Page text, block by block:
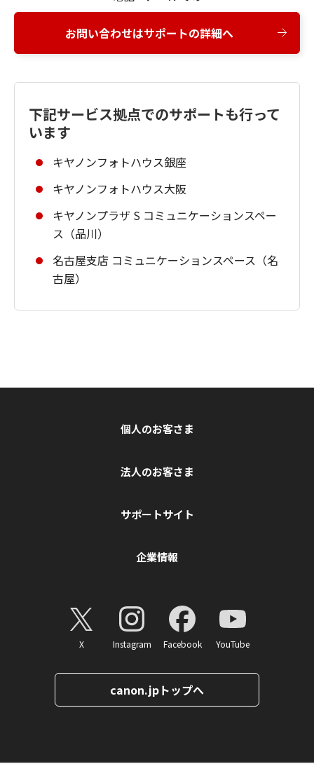
お問い合わせはサポートの詳細へ
下記サービス拠点でのサポートも行って
います
キヤノンフォトハウス銀座
キヤノンフォトハウス大阪
キヤノンプラザ S コミュニケーションスペー
ス（品川）
名古屋支店 コミュニケーションスペース（名
古屋）
個人のお客さま
法人のお客さま
サポートサイト
企業情報
X Instagram Facebook YouTube
canon.jpトップへ